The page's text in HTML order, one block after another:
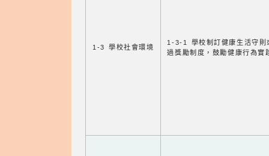
1-3 學校社會環境
1-3-1 學校制訂健康生活守則
過獎勵制度，鼓勵健康行為實